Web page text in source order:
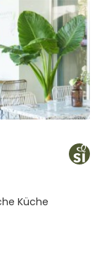
Küche